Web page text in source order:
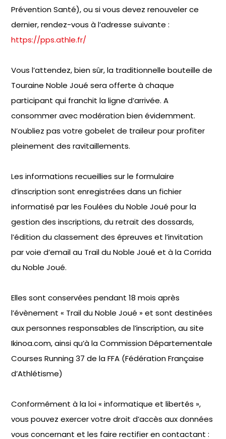
Prévention Santé), ou si vous devez renouveler ce
dernier, rendez-vous à l’adresse suivante :
https://pps.athle.fr/
Vous l’attendez, bien sûr, la traditionnelle bouteille de
Touraine Noble Joué sera offerte à chaque
participant qui franchit la ligne d’arrivée. A
consommer avec modération bien évidemment.
N’oubliez pas votre gobelet de traileur pour profiter
pleinement des ravitaillements.
Les informations recueillies sur le formulaire
d’inscription sont enregistrées dans un fichier
informatisé par les Foulées du Noble Joué pour la
gestion des inscriptions, du retrait des dossards,
l’édition du classement des épreuves et l’invitation
par voie d’email au Trail du Noble Joué et à la Corrida
du Noble Joué.
Elles sont conservées pendant 18 mois après
l’évènement « Trail du Noble Joué » et sont destinées
aux personnes responsables de l’inscription, au site
Ikinoa.com, ainsi qu’à la Commission Départementale
Courses Running 37 de la FFA (Fédération Française
d’Athlétisme)
Conformément à la loi « informatique et libertés »,
vous pouvez exercer votre droit d’accès aux données
vous concernant et les faire rectifier en contactant :